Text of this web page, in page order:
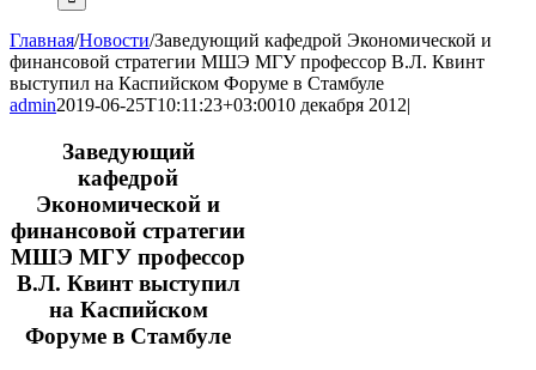
Главная/Новости/Заведующий кафедрой Экономической и
финансовой стратегии МШЭ МГУ профессор В.Л. Квинт
выступил на Каспийском Форуме в Стамбуле
admin2019-06-25T10:11:23+03:0010 декабря 2012|
Заведующий
кафедрой
Экономической и
финансовой стратегии
МШЭ МГУ профессор
В.Л. Квинт выступил
на Каспийском
Форуме в Стамбуле